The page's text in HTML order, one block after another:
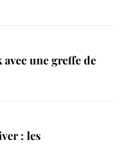
une greffe de
: les